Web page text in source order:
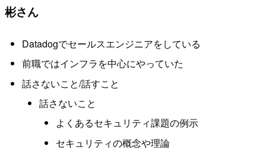
彬さん
Datadogでセールスエンジニアをしている
前職ではインフラを中心にやっていた
話さないこと/話すこと
話さないこと
よくあるセキュリティ課題の例示
セキュリティの概念や理論